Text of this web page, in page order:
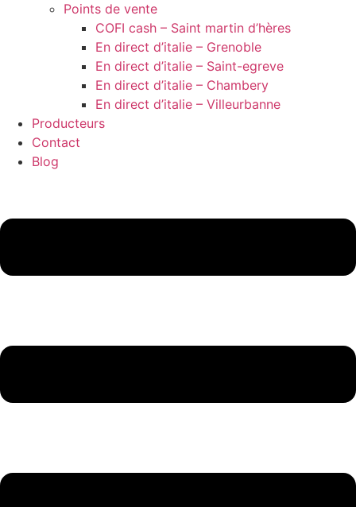
Points de vente
COFI cash – Saint martin d’hères
En direct d’italie – Grenoble
En direct d’italie – Saint-egreve
En direct d’italie – Chambery
En direct d’italie – Villeurbanne
Producteurs
Contact
Blog